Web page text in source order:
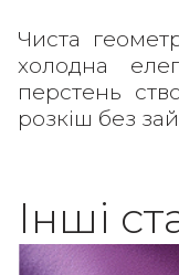
Чиста
холодна
перстень
розкіш без
Інші